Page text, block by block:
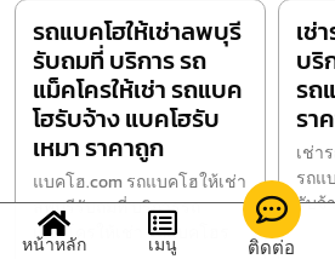
รถแบคโฮให้เช่าลพบุรี
รับถมที่ บริการ รถ
แม็คโครให้เช่า รถแบค
โฮรับจ้าง แบคโฮรับ
เหมา ราคาถูก
แบคโฮ.com รถแบคโฮให้เช่า
ลพบุรีรับถมที่ บริการรถ
แม็คโครให้เช่า รถแบคโฮร
เช่
บริ
รถ
รา
เช่า
รถแ
รับจ้
หน้าหลัก
เมนู ติดต่อ